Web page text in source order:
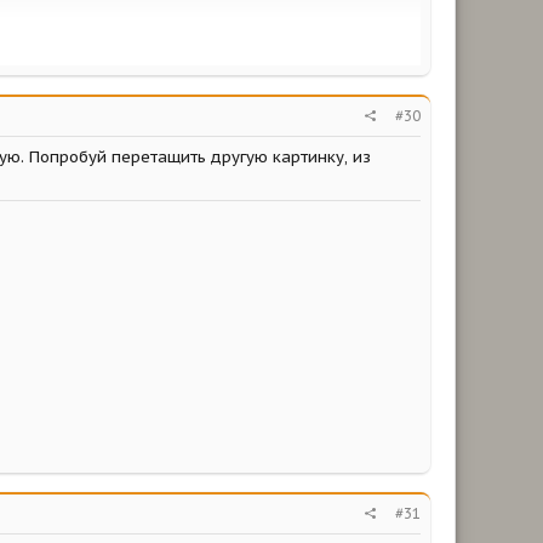
#30
Попробуй перетащить другую картинку, из
#31